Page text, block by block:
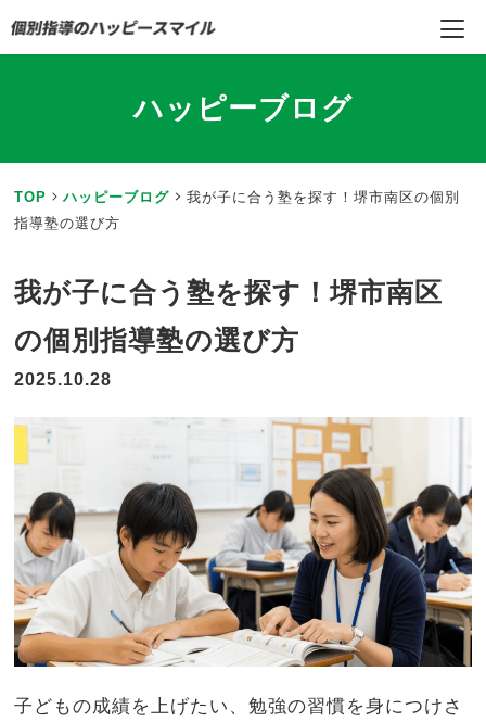
ハッピーブログ
TOP ハッピーブログ
我が子に合う塾を探す！堺市南区の個別
指導塾の選び方
我が子に合う塾を探す！堺市南区
の個別指導塾の選び方
2025.10.28
子どもの成績を上げたい、勉強の習慣を身につけさ